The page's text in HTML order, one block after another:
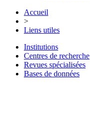
Accueil
>
Liens utiles
Institutions
Centres de recherche
Revues spécialisées
Bases de données